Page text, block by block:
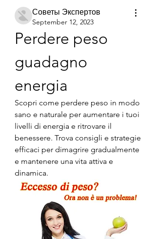
Советы Экспертов
September 12, 2023
Perdere peso
guadagno
energia
Scopri come perdere peso in modo
sano e naturale per aumentare i tuoi
livelli di energia e ritrovare il
benessere. Trova consigli e strategie
efficaci per dimagrire gradualmente
e mantenere una vita attiva e
dinamica.